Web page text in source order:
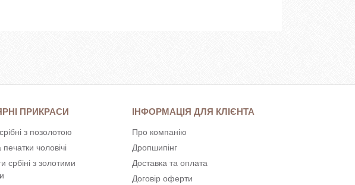
ПРИКРАСИ
з позолотою
печатки чоловічі
србіні з золотими
ІНФОРМАЦІЯ ДЛЯ КЛІЄНТА
Про компанію
Дропшипінг
Доставка та оплата
Договір оферти